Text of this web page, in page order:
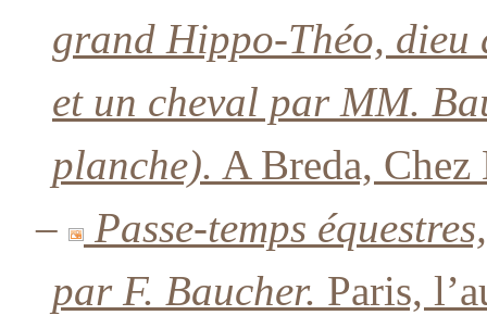
grand Hippo-Théo, dieu
et un cheval par MM.
planche). A Breda,
–
Passe-temps
par F. Baucher. Paris,